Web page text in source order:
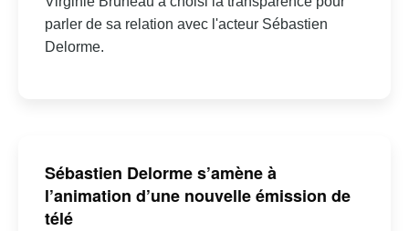
parler de sa relation avec l'acteur Sébastien
Delorme.
Sébastien Delorme s’amène à
l’animation d’une nouvelle émission de
télé